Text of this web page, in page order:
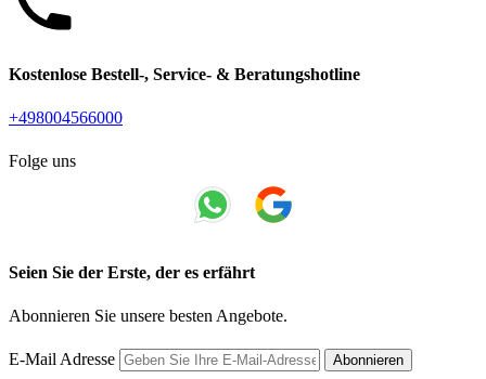
Kostenlose Bestell-, Service- & Beratungshotline
+498004566000
Folge uns
Seien Sie der Erste, der es erfährt
Abonnieren Sie unsere besten Angebote.
E-Mail Adresse Abonnieren